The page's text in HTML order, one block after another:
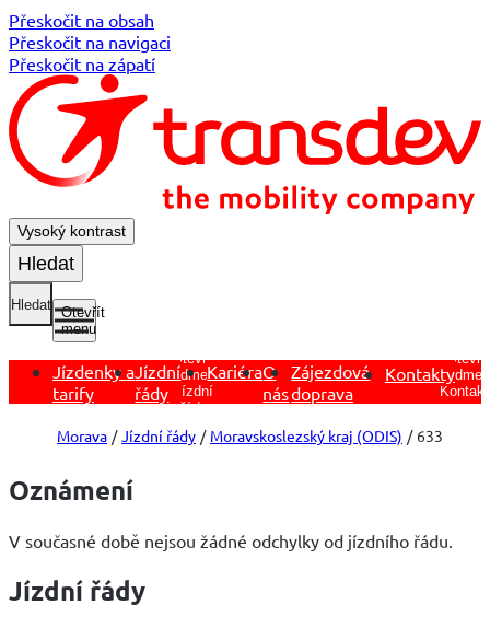
Přeskočit na obsah
Přeskočit na navigaci
Přeskočit na zápatí
Vysoký kontrast
Hledat
Hledat
Otevřít
menu
Jízdenky a
tarify
Jízdní
řády
Otevřít
podmenu
Jízdní
řády
KariéraO
nás
Zájezdová
doprava
Kontakty
Otevřít
Morava Jízdní řády Moravskoslezský kraj (ODIS) 633
Oznámení
V současné době nejsou žádné odchylky od jízdního řádu.
Jízdní řády